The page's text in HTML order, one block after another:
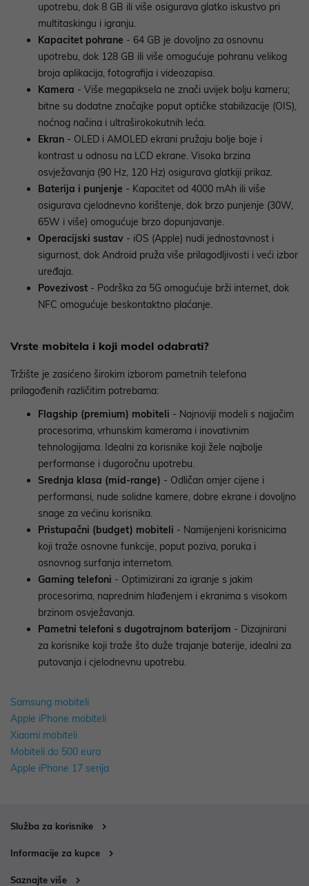
upotrebu, dok 8 GB ili više osigurava glatko iskustvo pri
multitaskingu i igranju.
Kapacitet pohrane - 64 GB je dovoljno za osnovnu
upotrebu, dok 128 GB ili više omogućuje pohranu velikog
broja aplikacija, fotografija i videozapisa.
Kamera - Više megapiksela ne znači uvijek bolju kameru;
bitne su dodatne značajke poput optičke stabilizacije (OIS),
noćnog načina i ultraširokokutnih leća.
Ekran - OLED i AMOLED ekrani pružaju bolje boje i
kontrast u odnosu na LCD ekrane. Visoka brzina
osvježavanja (90 Hz, 120 Hz) osigurava glatkiji prikaz.
Baterija i punjenje - Kapacitet od 4000 mAh ili više
osigurava cjelodnevno korištenje, dok brzo punjenje (30W,
65W i više) omogućuje brzo dopunjavanje.
Operacijski sustav - iOS (Apple) nudi jednostavnost i
sigurnost, dok Android pruža više prilagodljivosti i veći izbor
uređaja.
Povezivost - Podrška za 5G omogućuje brži internet, dok
NFC omogućuje beskontaktno plaćanje.
Vrste mobitela i koji model odabrati?
Tržište je zasićeno širokim izborom pametnih telefona
prilagođenih različitim potrebama:
Flagship (premium) mobiteli - Najnoviji modeli s najjačim
procesorima, vrhunskim kamerama i inovativnim
tehnologijama. Idealni za korisnike koji žele najbolje
performanse i dugoročnu upotrebu.
Srednja klasa (mid-range) - Odličan omjer cijene i
performansi, nude solidne kamere, dobre ekrane i dovoljno
snage za većinu korisnika.
Pristupačni (budget) mobiteli - Namijenjeni korisnicima
koji traže osnovne funkcije, poput poziva, poruka i
osnovnog surfanja internetom.
Gaming telefoni - Optimizirani za igranje s jakim
procesorima, naprednim hlađenjem i ekranima s visokom
brzinom osvježavanja.
Pametni telefoni s dugotrajnom baterijom - Dizajnirani
za korisnike koji traže što duže trajanje baterije, idealni za
putovanja i cjelodnevnu upotrebu.
Samsung mobiteli
Apple iPhone mobiteli
Xiaomi mobiteli
Mobiteli do 500 eura
Apple iPhone 17 serija
Služba za korisnike
Informacije za kupce
Saznajte više